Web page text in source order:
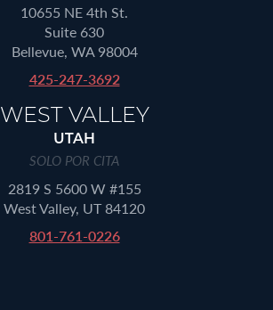
10655 NE 4th St.
Suite 630
Bellevue, WA 98004
425-247-3692
WEST VALLEY
UTAH
SOLO POR CITA
2819 S 5600 W #155
West Valley, UT 84120
801-761-0226